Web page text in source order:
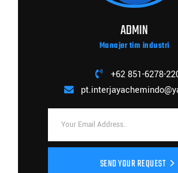
ADMIN
Manajer tim industri
+62 851-6278-
SEND YOUR REQUEST